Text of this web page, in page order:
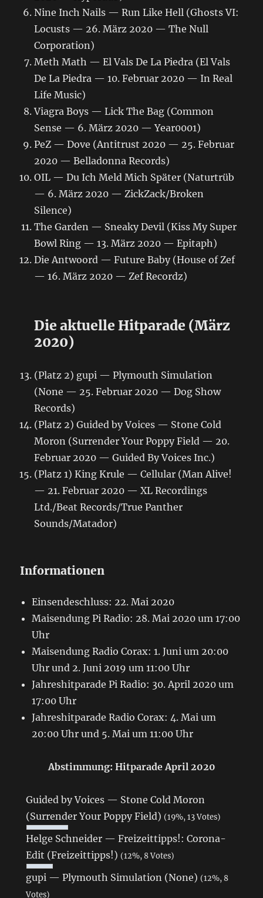
Nine Inch Nails — Run Like Hell (Ghosts VI:
Locusts — 26. März 2020 — The Null
Corporation)
Meth Math — El Vals De La Piedra (El Vals
De La Piedra — 10. Februar 2020 — In Real
Life Music)
Viagra Boys — Lick The Bag (Common
Sense — 6. März 2020 — Year0001)
PeZ — Dove (Antitrust 2020 — 25. Februar
2020 — Belladonna Records)
OIL — Du Ich Meld Mich Später (Naturtrüb
— 6. März 2020 — ZickZack/Broken
Silence)
The Garden — Sneaky Devil (Kiss My Super
Bowl Ring — 13. März 2020 — Epitaph)
Die Antwoord — Future Baby (House of Zef
— 16. März 2020 — Zef Recordz)
Die aktuelle Hitparade (März
2020)
(Platz 2) gupi — Plymouth Simulation
(None — 25. Februar 2020 — Dog Show
Records)
(Platz 2) Guided by Voices — Stone Cold
Moron (Surrender Your Poppy Field — 20.
Februar 2020 — Guided By Voices Inc.)
(Platz 1) King Krule — Cellular (Man Alive!
— 21. Februar 2020 — XL Recordings
Ltd./Beat Records/True Panther
Sounds/Matador)
Informationen
Einsendeschluss: 22. Mai 2020
Maisendung Pi Radio: 28. Mai 2020 um 17:00
Uhr
Maisendung Radio Corax: 1. Juni um 20:00
Uhr und 2. Juni 2019 um 11:00 Uhr
Jahreshitparade Pi Radio: 30. April 2020 um
17:00 Uhr
Jahreshitparade Radio Corax: 4. Mai um
20:00 Uhr und 5. Mai um 11:00 Uhr
Abstimmung: Hitparade April 2020
Guided by Voices — Stone Cold Moron
(Surrender Your Poppy Field) (19%, 13 Votes)
Helge Schneider — Freizeittipps!: Corona-
Edit (Freizeittipps!) (12%, 8 Votes)
gupi — Plymouth Simulation (None) (12%, 8
Votes)